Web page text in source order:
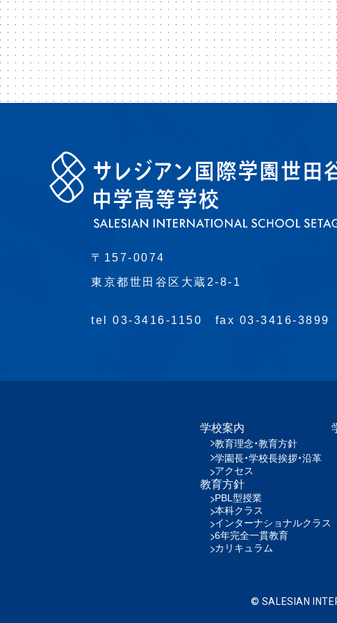
〒157-0074
東京都世田谷区大蔵2-8-1
tel 03-3416-1150 fax 03-3416-3899
学校案内
教育理念・教育方針
学園長・学校長挨拶・沿革
アクセス
教育方針
PBL型授業
本科クラス
インターナショナルクラス
6年完全一貫教育
カリキュラム
© SALESIAN